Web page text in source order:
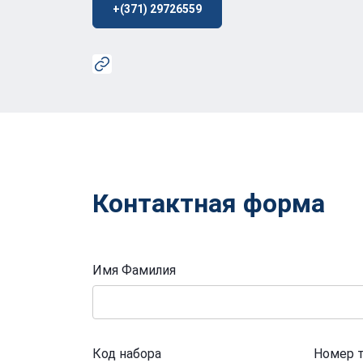
+(371) 29726559
Контактная форма
Имя Фамилия
Код набора Номер